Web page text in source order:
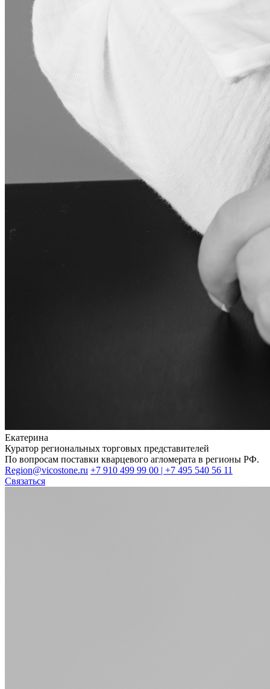
Екатерина
Куратор региональных торговых представителей
По вопросам поставки кварцевого агломерата в регионы РФ.
Region@vicostone.ru +7 910 499 99 00 | +7 495 540 56 11
Связаться